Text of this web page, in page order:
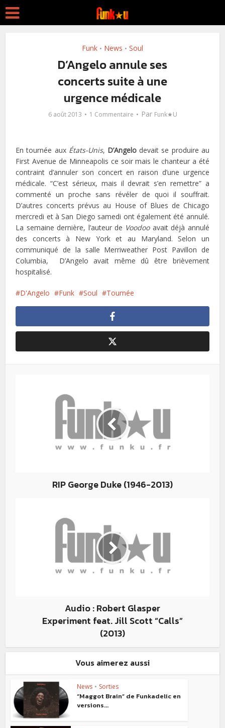
Funk • News • Soul
D’Angelo annule ses
concerts suite à une
urgence médicale
6 août 2013 1 Commentaire Par Funk★U
En tournée aux États-Unis, D’Angelo devait se produire au
First Avenue de Minneapolis ce soir mais le chanteur a été
contraint d’annuler son concert en raison d’une urgence
médicale. “C’est sérieux, mais il devrait s’en remettre” a
commenté un proche sans révéler de quoi il souffrait.
D’autres concerts prévus au House of Blues de Chicago
mercredi et à San Diego samedi ont également été annulé.
La semaine dernière, l’auteur de Voodooavait déjà annulé
des concerts à New York et au Maryland. Selon un
communiqué de la salle Merriweather Post Pavillon de
Columbia, D’Angelo avait même dû être brièvement
hospitalisé.
D'Angelo Funk Soul Tournée
RIP George Duke (1946-2013)
Audio : Robert Glasper
Experiment feat. Jill Scott “Calls”
(2013)
Vous aimerez aussi
News • Sorties
“Maggot Brain” de Funkadelic en
versions...